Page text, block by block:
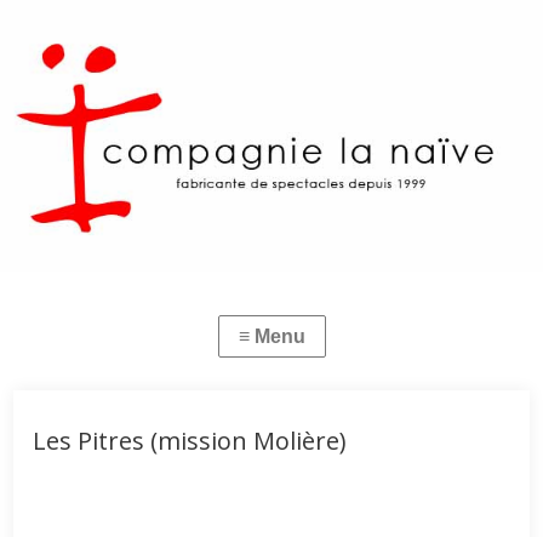
Les Pitres (mission Molière)